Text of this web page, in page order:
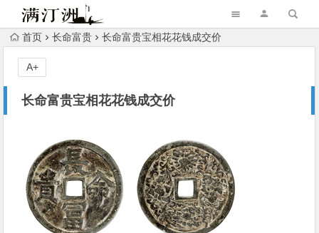
首页 长命富贵 长命富贵宝相花花钱成交价
长命富贵宝相花花钱成交价
A+